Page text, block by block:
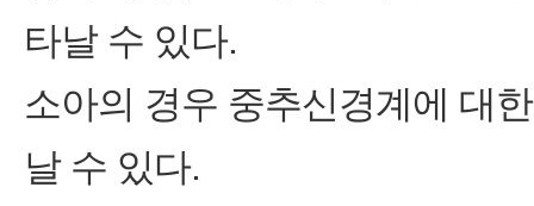
타날 수 있다.
소아의 경우 중추신경계에 대
날 수 있다.